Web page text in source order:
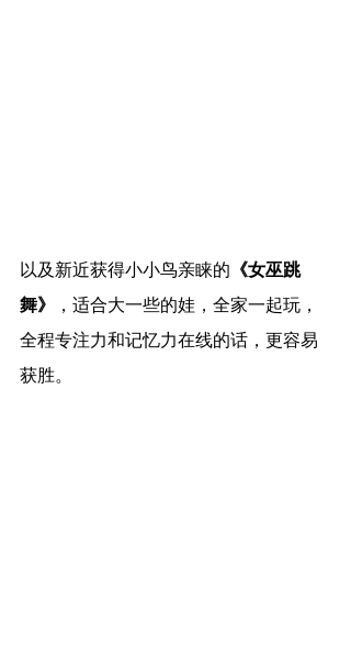
以及新近获得小小鸟亲睐的 《女巫跳
舞》
，适合大一些的娃，全家一起玩，
全程专注力和记忆力在线的话，更容易
获胜。